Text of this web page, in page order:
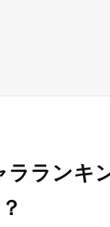
ラランキ